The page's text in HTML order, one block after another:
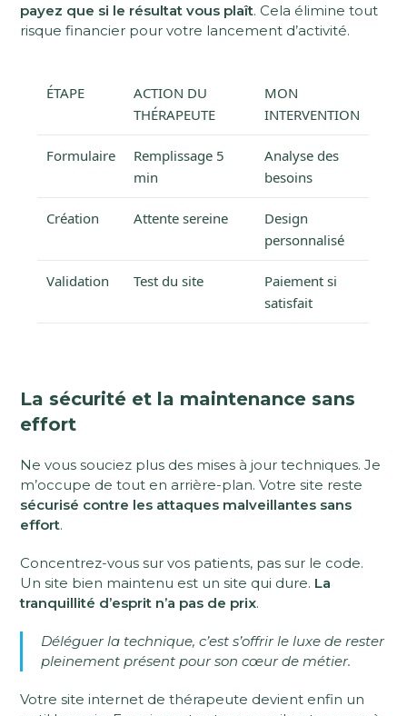
payez que si le résultat vous plaît. Cela élimine tout
risque financier pour votre lancement d’activité.
ÉTAPE
ACTION DU
THÉRAPEUTE
MON
INTERVENTION
Formulaire
Remplissage 5
min
Analyse des
besoins
Création Attente sereine
Design
personnalisé
Validation Test du site
Paiement si
satisfait
La sécurité et la maintenance sans
effort
Ne vous souciez plus des mises à jour techniques. Je
m’occupe de tout en arrière-plan. Votre site reste
sécurisé contre les attaques malveillantes sans
effort.
Concentrez-vous sur vos patients, pas sur le code.
Un site bien maintenu est un site qui dure. La
tranquillité d’esprit n’a pas de prix.
Déléguer la technique, c’est s’offrir le luxe de rester
pleinement présent pour son cœur de métier.
Votre site internet de thérapeute devient enfin un